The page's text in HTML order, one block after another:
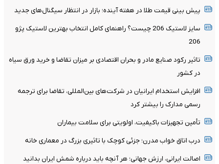
پیش بینی قیمت طلا در هفته آینده؛ بازار در انتظار سیگنال‌های جدید
سایز لاستیک 206 چیست؟ راهنمای کامل انتخاب بهترین لاستیک پژو
206
تاثیر رکود صنایع مادر و بحران اقتصادی بر میزان تقاضا و خرید ورق سیاه
در کشور
افزایش استخدام ایرانیان در شرکت‌های بین‌المللی، تقاضا برای ترجمه
رسمی مدارک را بیشتر کرد
تأمین تجهیزات باکیفیت، اولویتی برای سلامت بیماران
درب اتاق خواب مدرن؛ جزئی کوچک با تاثیری بزرگ در معماری خانه
اصالت ایرانی، ارزش جهانی؛ هر آنچه باید درباره شمش ایران بدانید